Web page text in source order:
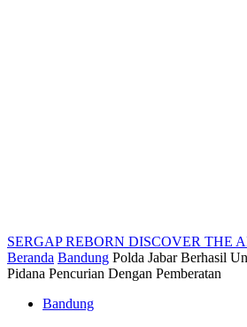
SERGAP REBORN DISCOVER THE
Beranda Bandung Polda Jabar Berhasil
Pidana Pencurian Dengan Pemberatan
Bandung